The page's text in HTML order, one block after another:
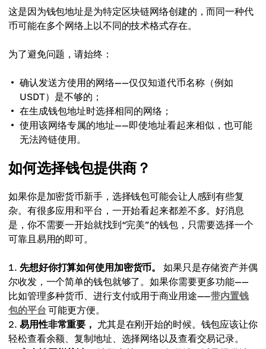
这是因为钱包地址是为特定区块链网络创建的，而同一种代
币可能在多个网络上以不同的技术格式存在。
为了避免问题，请始终：
确认发送方使用的网络——仅仅知道代币名称（例如
USDT）是不够的；
在生成钱包地址时选择相同的网络；
使用该网络专属的地址——即使地址看起来相似，也可能
无法跨链使用。
如何选择钱包提供商？
如果你是加密货币新手，选择钱包可能会让人感到有些复
杂。有很多应用和平台，一开始看起来都差不多。好消息
是，你不需要一开始就找到“完美”的钱包，只需要选择一个
可靠且易用的即可。
先想好你打算如何使用加密货币。
如果只是存储资产并偶
尔收发，一个简单的钱包就够了。如果你需要更多功能——
比如管理多种货币、进行支付或用于商业用途——带内置钱
包的平台 可能更方便。
易用性非常重要， 尤其是在刚开始的时候。钱包应该让你
轻松查看余额、复制地址、选择网络以及查看交易记录。